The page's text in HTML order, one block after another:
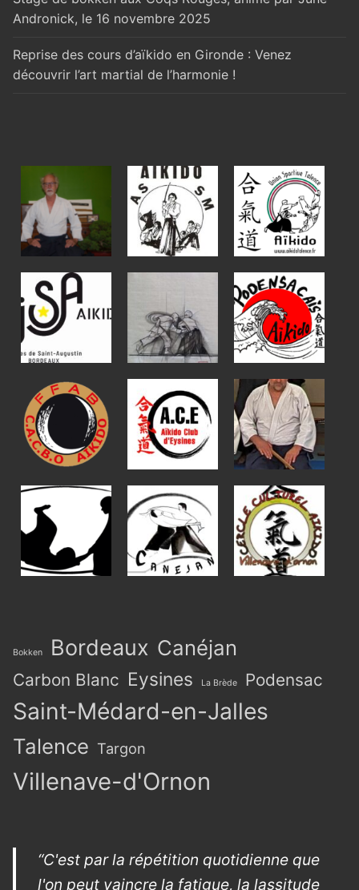
Andronick, le 16 novembre 2025
Reprise des cours d’aïkido en Gironde : Venez
découvrir l’art martial de l’harmonie !
Bokken Bordeaux Canéjan
Carbon Blanc Eysines La Brède Podensac
Saint-Médard-en-Jalles
Talence Targon
Villenave-d'Ornon
“C'est par la répétition quotidienne que
l'on peut vaincre la fatigue, la lassitude